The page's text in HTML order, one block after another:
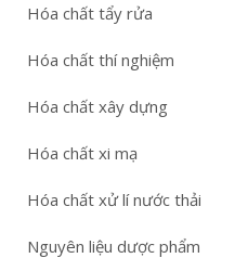
Hóa chất tẩy rửa
Hóa chất thí nghiệm
Hóa chất xây dựng
Hóa chất xi mạ
Hóa chất xử lí nước thải
Nguyên liệu dược phẩm